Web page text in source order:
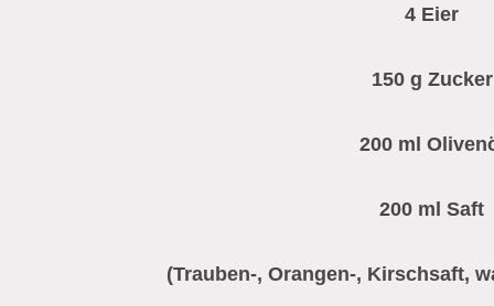
4 Eier
150 g Zucker
200 ml
200 ml Saft
(Trauben-, Orangen-, Kirschsaft,